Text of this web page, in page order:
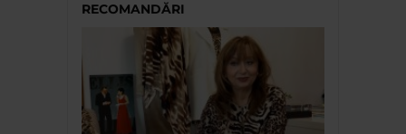
RECOMANDĂRI